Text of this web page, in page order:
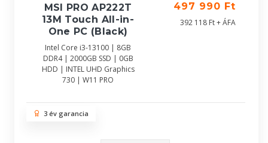
MSI PRO AP222T
13M Touch All-in-
One PC (Black)
Intel Core i3-13100 | 8GB
DDR4 | 2000GB SSD | 0GB
HDD | INTEL UHD Graphics
730 | W11 PRO
497 990 Ft
392 118 Ft + ÁFA
3 év garancia